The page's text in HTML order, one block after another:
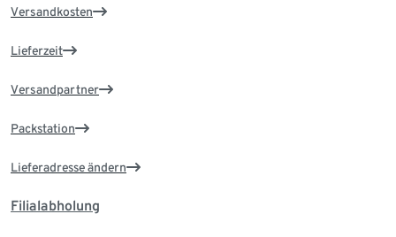
Versandkosten
Lieferzeit
Versandpartner
Packstation
Lieferadresse ändern
Filialabholung